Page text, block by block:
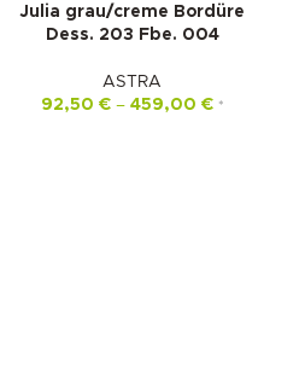
Julia grau/creme Bordüre
Dess. 203 Fbe. 004
ASTRA
92,50 €– 459,00 € *